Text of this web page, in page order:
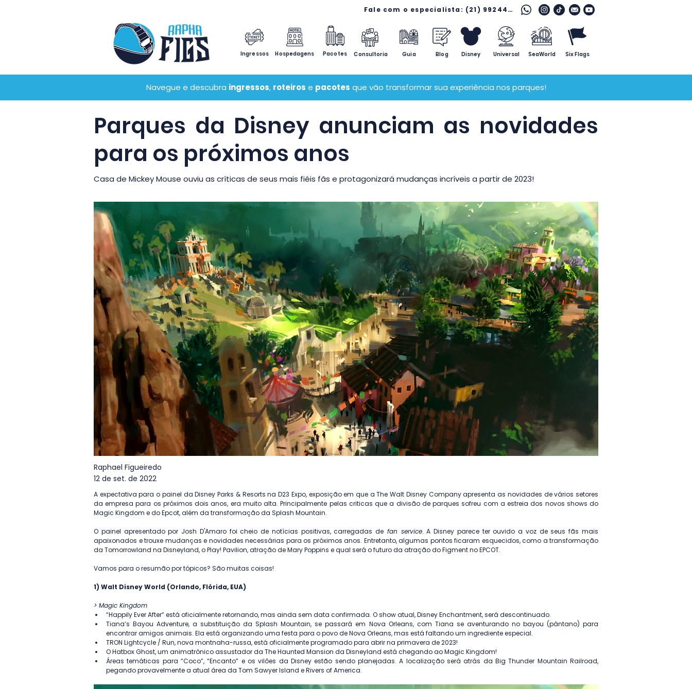
Fale com o especialista: (21) 99244 7796
Ingressos Hospedagens Pacotes Consultoria Guia Blog Disney Universal SeaWorld Six Flags
Navegue e descubra ingressos, roteiros e pacotes que vão transformar sua experiência nos parques!
Parques da Disney anunciam as novidades
para os próximos anos
Casa de Mickey Mouse ouviu as críticas de seus mais fiéis fãs e protagonizará mudanças incríveis a partir de 2023!
Raphael Figueiredo
12 de set. de 2022
A expectativa para o painel da Disney Parks & Resorts na D23 Expo, exposição em que a The Walt Disney Company apresenta as novidades de vários setores
da empresa para os próximos dois anos, era muito alta. Principalmente pelas criticas que a divisão de parques sofreu com a estreia dos novos shows do
Magic Kingdom e do Epcot, além da transformação da Splash Mountain.
O painel apresentado por Josh D'Amaro foi cheio de notícias positivas, carregadas de fan service. A Disney parece ter ouvido a voz de seus fãs mais
apaixonados e trouxe mudanças e novidades necessárias para os próximos anos. Entretanto, algumas pontos ficaram esquecidos, como a transformação
da Tomorrowland na Disneyland, o Play! Pavilion, atração de Mary Poppins e qual será o futuro da atração do Figment no EPCOT.
Vamos para o resumão por tópicos? São muitas coisas!
1) Walt Disney World (Orlando, Flórida, EUA)
> Magic Kingdom
“Happily Ever After” está oficialmente retornando, mas ainda sem data confirmada. O show atual, Disney Enchantment, será descontinuado.
Tiana’s Bayou Adventure, a substituição da Splash Mountain, se passará em Nova Orleans, com Tiana se aventurando no bayou (pântano) para
encontrar amigos animais. Ela está organizando uma festa para o povo de Nova Orleans, mas está faltando um ingrediente especial.
TRON Lightcycle / Run, nova montnaha-russa, está oficialmente programado para abrir na primavera de 2023!
O Hatbox Ghost, um animatrônico assustador da The Haunted Mansion da Disneyland está chegando ao Magic Kingdom!
Áreas temáticas para “Coco”, “Encanto” e os vilões da Disney estão sendo planejadas. A localização será atrás da Big Thunder Mountain Railroad,
pegando provavelmente a atual área da Tom Sawyer Island e Rivers of America.